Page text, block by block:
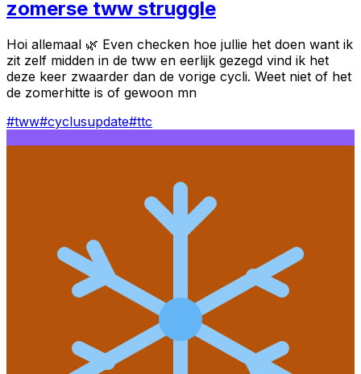
zomerse tww struggle
Hoi allemaal 🌿 Even checken hoe jullie het doen want ik
zit zelf midden in de tww en eerlijk gezegd vind ik het
deze keer zwaarder dan de vorige cycli. Weet niet of het
de zomerhitte is of gewoon mn
#tww#cyclusupdate#ttc